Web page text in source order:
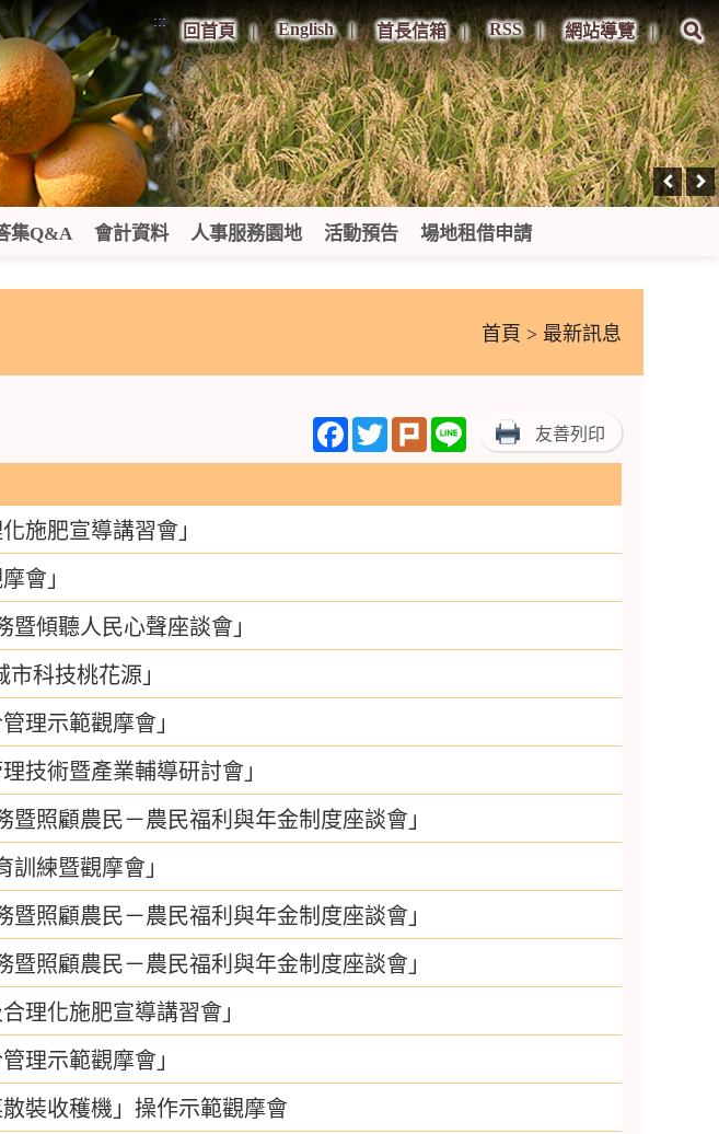
:::
回首頁 English 首長信箱 RSS 網站導覽
集Q&A 會計資料 人事服務園地 活動預告 場地租借申請
首頁 > 最新訊息
Facebook
TwitterPlurk Line 友善列印
施肥宣導講習會」
會」
傾聽人民心聲座談會」
科技桃花源」
理示範觀摩會」
技術暨產業輔導研討會」
照顧農民－農民福利與年金制度座談會」
練暨觀摩會」
照顧農民－農民福利與年金制度座談會」
照顧農民－農民福利與年金制度座談會」
理化施肥宣導講習會」
理示範觀摩會」
裝收穫機」操作示範觀摩會